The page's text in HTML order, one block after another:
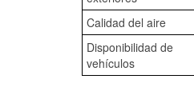
Calidad del aire
Disponibilidad de
vehículos